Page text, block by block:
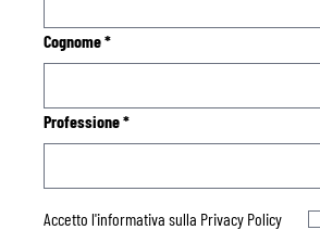
Cognome*
Professione*
Accetto l'informativa sulla Privacy Policy